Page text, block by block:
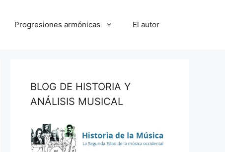
Progresiones armónicas El autor
BLOG DE HISTORIA Y
ANÁLISIS MUSICAL